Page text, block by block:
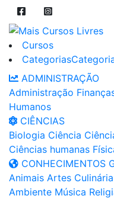
Cursos
Categorias
ADMINISTRAÇÃO
Administração
Humanos
CIÊNCIAS
Biologia Ciência
Ciências humanas
CONHECIMENTOS
Animais Artes Culinária
Ambiente Música